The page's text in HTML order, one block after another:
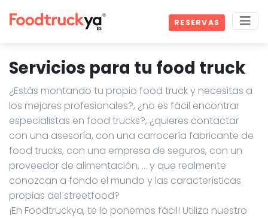
RESERVAS
Servicios para tu food truck
¿Estás montando tu propio food truck y necesitas a
los mejores profesionales?, ¿no es fácil encontrar
especialistas en food trucks?, ¿quieres contactar
con una asesoría, con una carrocería fabricante de
food trucks, con una empresa de seguros, con un
proveedor de alimentación, … y que realmente
conozcan a fondo el mundo y las características
propias del streetfood?
¡En Foodtruckya, te lo ponemos fácil! Utiliza nuestro